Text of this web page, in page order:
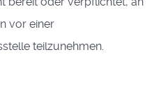
vor einer
teilzunehmen.